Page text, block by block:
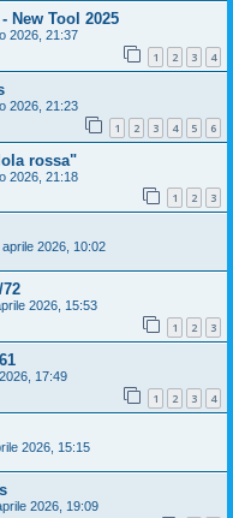
New Tool 2025
2026, 21:37
1 2 3 4
2026, 21:23
1 2 3 4 5 6
rossa"
2026, 21:18
1 2 3
aprile 2026, 10:02
2026, 15:53
1 2 3
17:49
1 2 3 4
2026, 15:15
2026, 19:09